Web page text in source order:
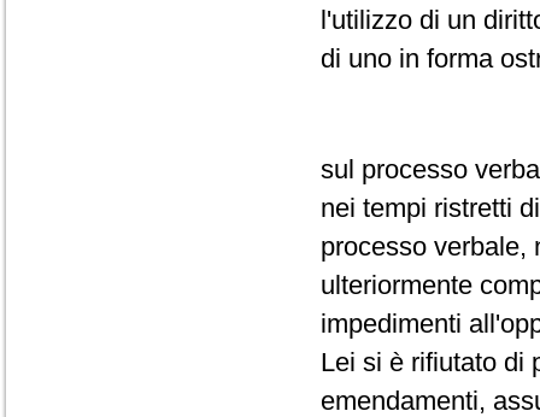
l'utilizzo di un
di uno in forma
sul processo
nei tempi ristretti
processo verbale,
ulteriormente
impedimenti
Lei si è rifiutato di
emendamenti,